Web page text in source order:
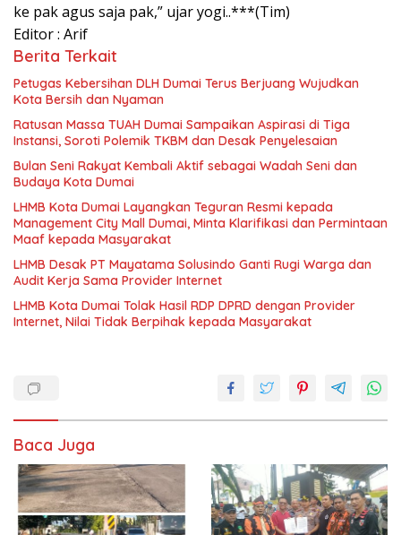
ke pak agus saja pak,” ujar yogi..***(Tim)
Editor : Arif
Berita Terkait
Petugas Kebersihan DLH Dumai Terus Berjuang Wujudkan
Kota Bersih dan Nyaman
Ratusan Massa TUAH Dumai Sampaikan Aspirasi di Tiga
Instansi, Soroti Polemik TKBM dan Desak Penyelesaian
Bulan Seni Rakyat Kembali Aktif sebagai Wadah Seni dan
Budaya Kota Dumai
LHMB Kota Dumai Layangkan Teguran Resmi kepada
Management City Mall Dumai, Minta Klarifikasi dan Permintaan
Maaf kepada Masyarakat
LHMB Desak PT Mayatama Solusindo Ganti Rugi Warga dan
Audit Kerja Sama Provider Internet
LHMB Kota Dumai Tolak Hasil RDP DPRD dengan Provider
Internet, Nilai Tidak Berpihak kepada Masyarakat
Baca Juga